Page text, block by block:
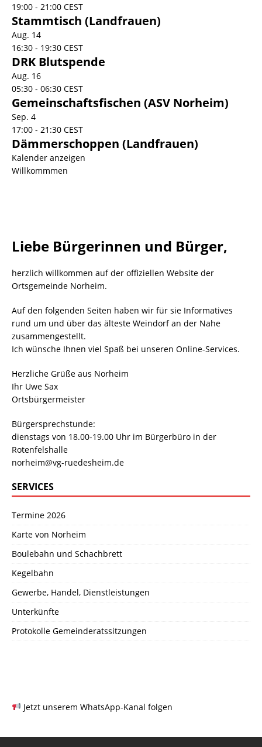
19:00 - 21:00 CEST
Stammtisch (Landfrauen)
Aug. 14
16:30 - 19:30 CEST
DRK Blutspende
Aug. 16
05:30 - 06:30 CEST
Gemeinschaftsfischen (ASV Norheim)
Sep. 4
17:00 - 21:30 CEST
Dämmerschoppen (Landfrauen)
Kalender anzeigen
Willkommmen
Liebe Bürgerinnen und Bürger,
herzlich willkommen auf der offiziellen Website der
Ortsgemeinde Norheim.
Auf den folgenden Seiten haben wir für sie Informatives
rund um und über das älteste Weindorf an der Nahe
zusammengestellt.
Ich wünsche Ihnen viel Spaß bei unseren Online-Services.
Herzliche Grüße aus Norheim
Ihr Uwe Sax
Ortsbürgermeister
Bürgersprechstunde:
dienstags von 18.00-19.00 Uhr im Bürgerbüro in der
Rotenfelshalle
norheim@vg-ruedesheim.de
SERVICES
Termine 2026
Karte von Norheim
Boulebahn und Schachbrett
Kegelbahn
Gewerbe, Handel, Dienstleistungen
Unterkünfte
Protokolle Gemeinderatssitzungen
Jetzt unserem WhatsApp-Kanal folgen